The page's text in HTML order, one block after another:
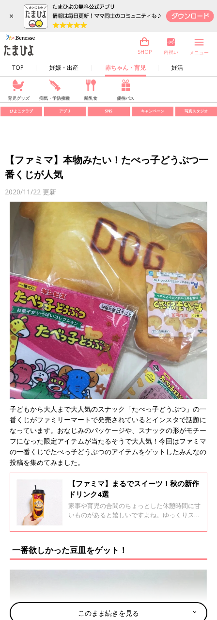
×
TOP 妊娠・出産 赤ちゃん・育児 妊活
SHOP 内祝い メニュー
育児グッズ 病気・予防接種 離乳食 優待パス
ひよこクラブ アプリ SNS キャンペーン 写真スタジオ
【ファミマ】本物みたい！たべっ子どうぶつ一
番くじが人気
2020/11/22 更新
子どもから大人まで大人気のスナック「たべっ子どうぶつ」の一
番くじがファミリーマートで発売されているとインスタで話題に
なっています。おなじみのパッケージや、スナックの形がモチー
フになった限定アイテムが当たるそうで大人気！今回はファミマ
の一番くじでたべっ子どうぶつのアイテムをゲットしたみんなの
投稿を集めてみました。
【ファミマ】まるでスイーツ！秋の新作
ドリンク4選
家事や育児の合間のちょっとした休憩時間に甘
いものがあると嬉しいですよね。ゆっくりスイ
ッとしたりするものです。ファミマではこの
さん登場しているそうです。今回は、ファミマ
で人気の最新ドリンクをインスタの投稿から集
めてみました！
一番欲しかった豆皿をゲット！
このまま続きを見る